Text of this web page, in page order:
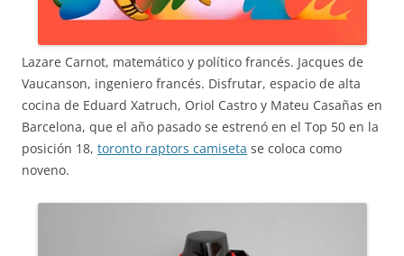
Lazare Carnot, matemático y político francés. Jacques de
Vaucanson, ingeniero francés. Disfrutar, espacio de alta
cocina de Eduard Xatruch, Oriol Castro y Mateu Casañas en
Barcelona, que el año pasado se estrenó en el Top 50 en la
posición 18, toronto raptors camiseta se coloca como
noveno.